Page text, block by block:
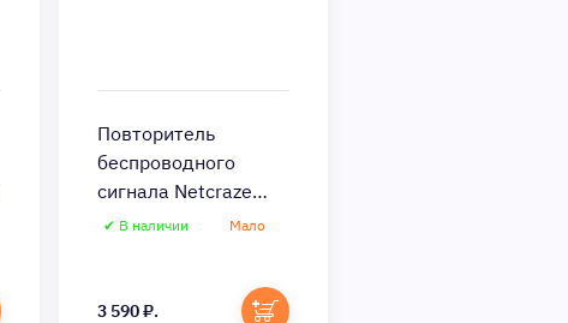
Повторитель
беспроводного
сигнала Netcraze
Buddy 5 (NC-3311)
✔ В наличии Мало
3 590 ₽.
Быстрый просмотр